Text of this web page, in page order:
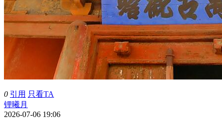
0 引用 只看TA
锂曦月
2026-07-06 19:06